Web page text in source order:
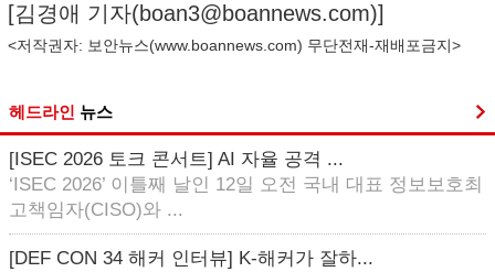
[김경애 기자(boan3@boannews.com)]
<저작권자: 보안뉴스(www.boannews.com) 무단전재-재배포금지>
헤드라인 뉴스
[ISEC 2026 토크 콘서트] AI 자율 공격 ...
‘ISEC 2026’ 이틀째 날인 12일 오전 국내 대표 정보보호최
고책임자(CISO)와 ...
[DEF CON 34 해커 인터뷰] K-해커가 잘하...